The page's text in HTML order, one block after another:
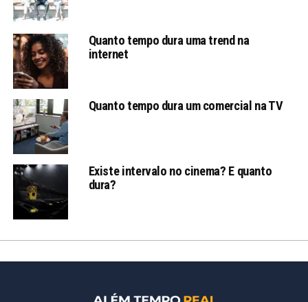
Quanto tempo dura uma trend na
internet
Quanto tempo dura um comercial na TV
Existe intervalo no cinema? E quanto
dura?